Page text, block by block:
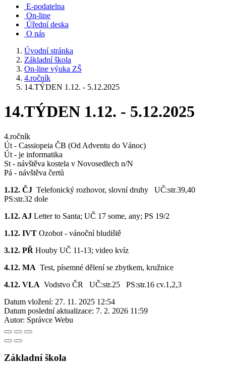
E-podatelna
On-line
Úřední deska
O nás
Úvodní stránka
Základní škola
On-line výuka ZŠ
4.ročník
14.TÝDEN 1.12. - 5.12.2025
14.TÝDEN 1.12. - 5.12.2025
4.ročník
Út - Cassiopeia ČB (Od Adventu do Vánoc)
Út - je informatika
St - návštěva kostela v Novosedlech n/N
Pá - návštěva čertů
1.12. ČJ Telefonický rozhovor, slovní druhy UČ:str.39,40
PS:str.32 dole
1.12. AJ Letter to Santa; UČ 17 some, any; PS 19/2
1.12. IVT Ozobot - vánoční bludiště
3.12. PŘ Houby UČ 11-13; video kvíz
4.12. MA Test, písemné dělení se zbytkem, kružnice
4.12. VLA Vodstvo ČR UČ:str.25 PS:str.16 cv.1,2,3
Datum vložení: 27. 11. 2025 12:54
Datum poslední aktualizace: 7. 2. 2026 11:59
Autor: Správce Webu
Základní škola